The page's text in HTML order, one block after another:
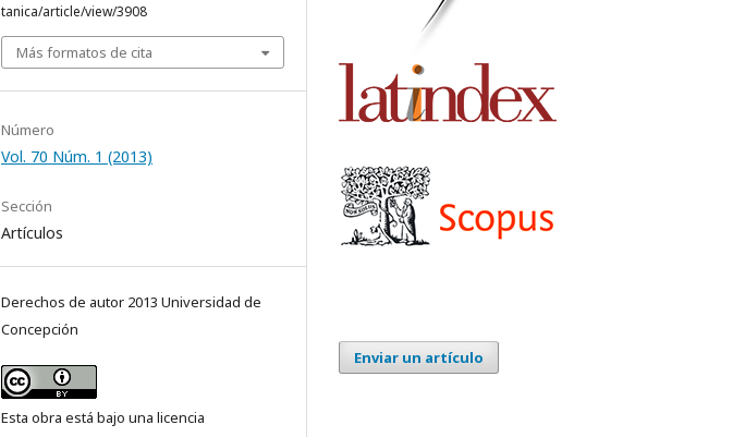
tanica/article/view/3908
Más formatos de cita
Número
Vol. 70 Núm. 1 (2013)
Sección
Artículos
Derechos de autor 2013 Universidad de
Concepción
Esta obra está bajo una licencia
Enviar un artículo